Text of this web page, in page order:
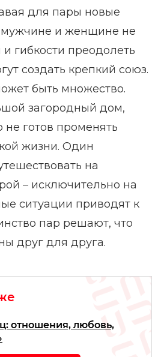
для пары новые
и женщине не
гибкости преодолеть
создать крепкий союз.
быть множество.
загородный дом,
не готов променять
жизни. Один
на
– исключительно на
ситуации приводят к
пар решают, что
друг для друга.
отношения, любовь,